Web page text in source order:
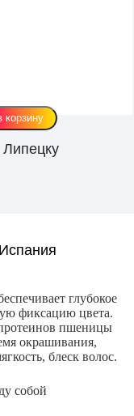
глубокое
фиксацию цвета.
пшеницы
окрашивания,
блеск волос.
собой